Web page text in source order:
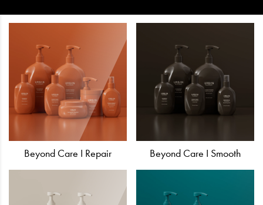
Beyond Care I Repair Beyond Care I Smooth